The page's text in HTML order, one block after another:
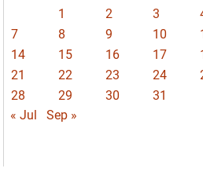
1 2 3
7
8 9 10
14
15 16 17
21
22 23 24
28
29 30
31
« Jul
Sep »